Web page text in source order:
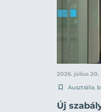
2026. július 20.
Ausztrália,
Új